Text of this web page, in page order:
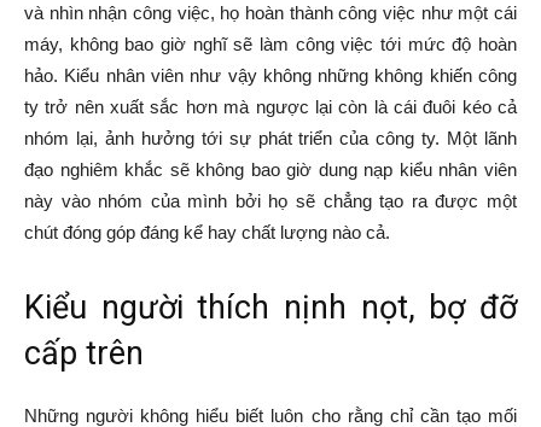
và nhìn nhận công việc, họ hoàn thành công việc như một cái
máy, không bao giờ nghĩ sẽ làm công việc tới mức độ hoàn
hảo. Kiểu nhân viên như vậy không những không khiến công
ty trở nên xuất sắc hơn mà ngược lại còn là cái đuôi kéo cả
nhóm lại, ảnh hưởng tới sự phát triển của công ty. Một lãnh
đạo nghiêm khắc sẽ không bao giờ dung nạp kiểu nhân viên
này vào nhóm của mình bởi họ sẽ chẳng tạo ra được một
chút đóng góp đáng kể hay chất lượng nào cả.
Kiểu người thích nịnh nọt, bợ đỡ
cấp trên
Những người không hiểu biết luôn cho rằng chỉ cần tạo mối